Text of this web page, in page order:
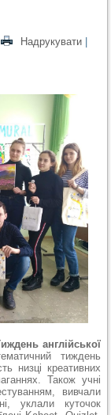
Надрукувати
англійської
тиждень
низці креативних
Також учні
вивчали
уклали куточок